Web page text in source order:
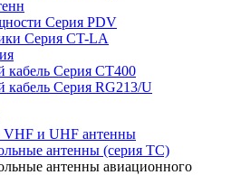
Серия PDV
Серия CT-LA
кабель Серия СТ400
кабель Серия RG213/U
VHF и UHF антенны
антенны (серия ТС)
антенны авиационного